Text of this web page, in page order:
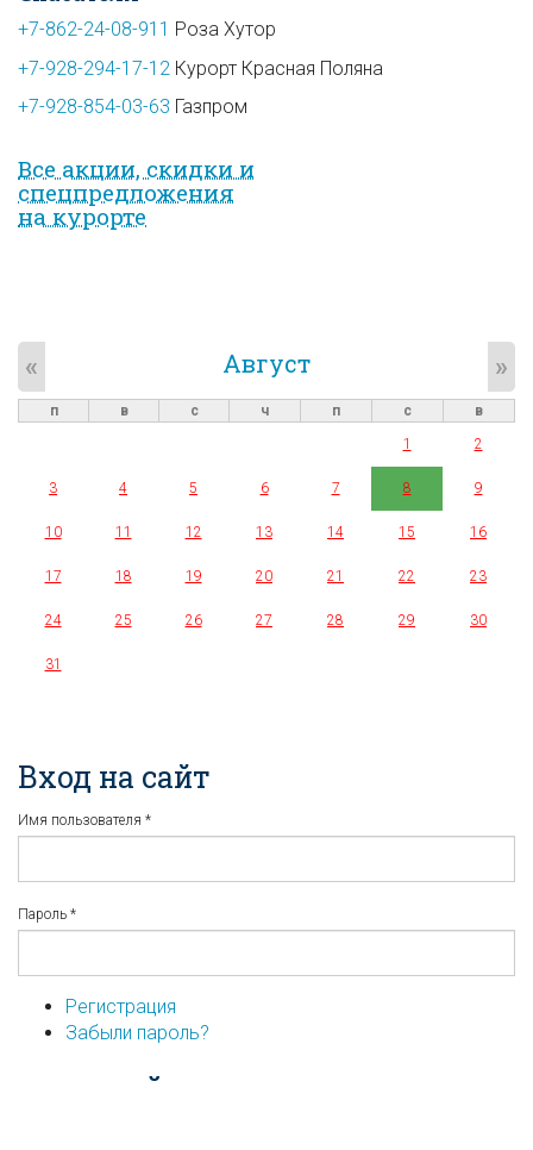
+7-862-24-08-911 Роза Хутор
+7-928-294-17-12 Курорт Красная Поляна
+7-928-854-03-63 Газпром
Все акции, скидки и
спец­предложе­ния
на курорте
Август
« »
п в с ч п с
в
1
2
3 4 5 6 7 8 9
10 11 12 13 14 15 16
17 18 19 20 21 22 23
24 25 26 27 28 29 30
31
Вход на сайт
Имя пользователя *
Пароль *
Регистрация
Забыли пароль?
...или войдите используя